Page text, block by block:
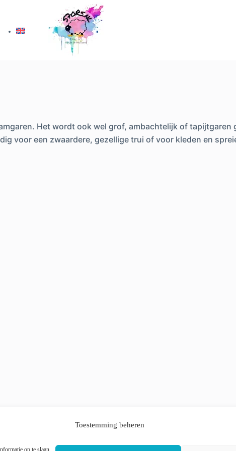
Toestemming beheren
op te slaan
Het wordt ook wel grof, ambachtelijk of tapijtgaren
voor een zwaardere, gezellige trui of voor kleden en